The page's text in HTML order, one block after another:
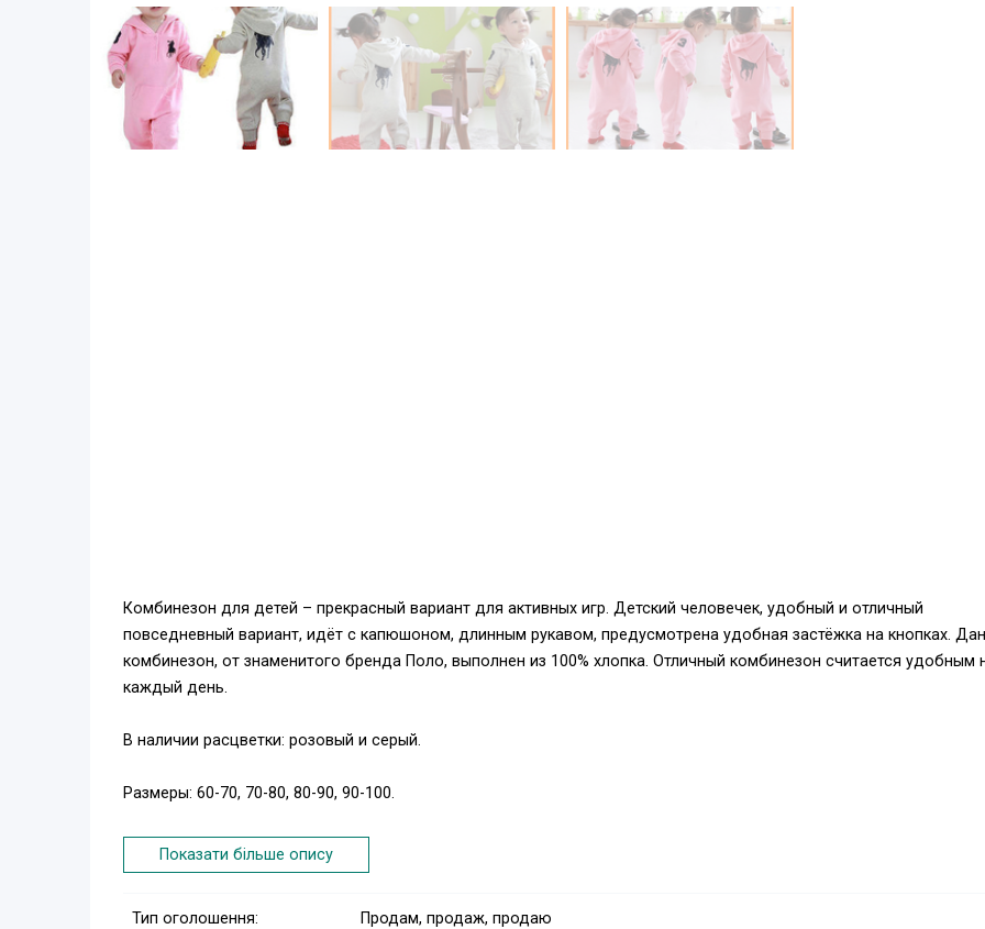
Комбинезон для детей – прекрасный вариант для активных игр. Детский человечек, удобный и отличный
повседневный вариант, идёт с капюшоном, длинным рукавом, предусмотрена удобная застёжка на кнопках.
комбинезон, от знаменитого бренда Поло, выполнен из 100% хлопка. Отличный комбинезон считается удобным
каждый день.
В наличии расцветки: розовый и серый.
Размеры: 60-70, 70-80, 80-90, 90-100.
Цель интернет магазина Модняга, предложить Вам, максимальный ассортимент качественной, стильной, яркой и
комфортной детской одежды, по приемлемым ценам. Мы хотим чтобы именно Ваш ребёнок был всегда в центре
Показати більше опису
Тип оголошення: Продам, продаж, продаю